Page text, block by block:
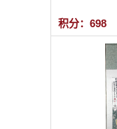
积分：698